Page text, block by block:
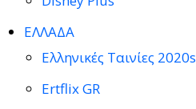
ΕΛΛΑΔΑ
Ελληνικές Ταινίες 2020s
Ertflix GR